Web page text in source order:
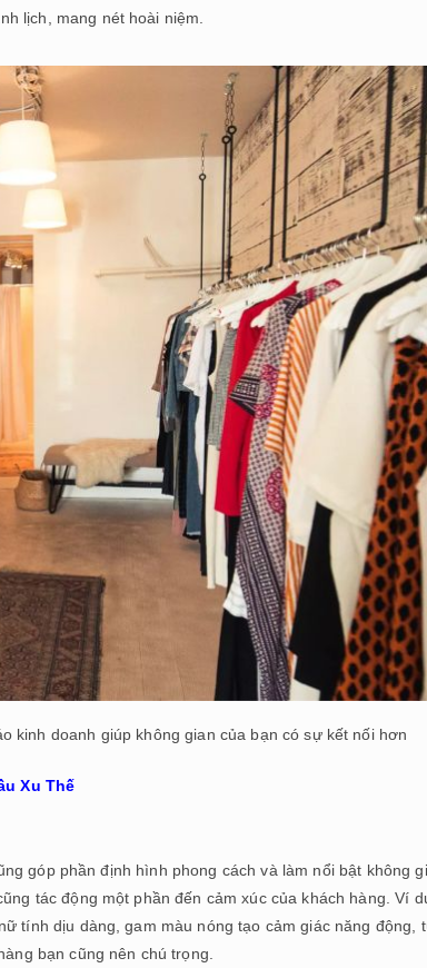
lịch, mang nét hoài niệm.
kinh doanh giúp không gian của bạn có sự kết nối hơn
Xu Thế
góp phần định hình phong cách và làm nổi bật không
tác động một phần đến cảm xúc của khách hàng. Ví
tính dịu dàng, gam màu nóng tạo cảm giác năng động,
bạn cũng nên chú trọng.